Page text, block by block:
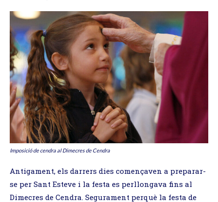
Imposició de cendra al Dimecres de Cendra
Antigament, els darrers dies començaven a preparar-
se per Sant Esteve i la festa es perllongava fins al
Dimecres de Cendra. Segurament perquè la festa de